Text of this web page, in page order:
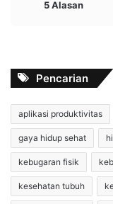
5 Alasan
Pencarian
aplikasi produktivitas
gaya hidup sehat
kebugaran fisik
kesehatan tubuh